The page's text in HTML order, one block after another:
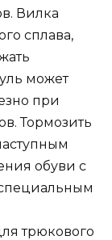
Вилка
сплава,
может
при
Тормозить
обуви с
трюкового